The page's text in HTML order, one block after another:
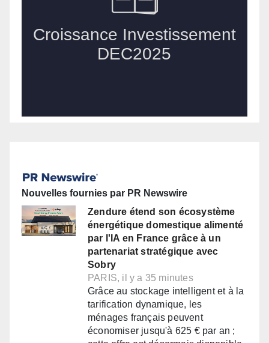
Nouvelles fournies par PR Newswire
Zendure étend son écosystème
énergétique domestique alimenté
par l'IA en France grâce à un
partenariat stratégique avec
Sobry
PARIS, il y a 35 minutes
Grâce au stockage intelligent et à la
tarification dynamique, les
ménages français peuvent
économiser jusqu'à 625 € par an ;